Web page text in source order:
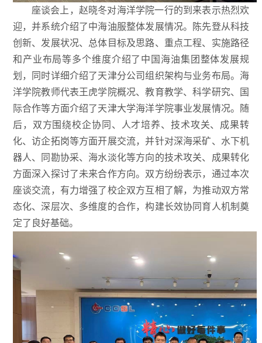
座谈会上，赵晓冬对海洋学院一行的到来表示热烈欢
迎，并系统介绍了中海油服整体发展情况。陈先登从科技
创新、发展状况、总体目标及思路、重点工程、实施路径
和产业布局等多个维度介绍了中国海油集团整体发展规
划，同时详细介绍了天津分公司组织架构与业务布局。海
洋学院教师代表王虎学院概况、教育教学、科学研究、国
际合作等方面介绍了天津大学海洋学院事业发展情况。随
后，双方围绕校企协同、人才培养、技术攻关、成果转
化、访企拓岗等方面开展交流，并针对深海采矿、水下机
器人、同勘协采、海水淡化等方向的技术攻关、成果转化
方面深入探讨了未来合作方向。双方纷纷表示，通过本次
座谈交流，有力增强了校企双方互相了解，为推动双方常
态化、深层次、多维度的合作，构建长效协同育人机制奠
定了良好基础。